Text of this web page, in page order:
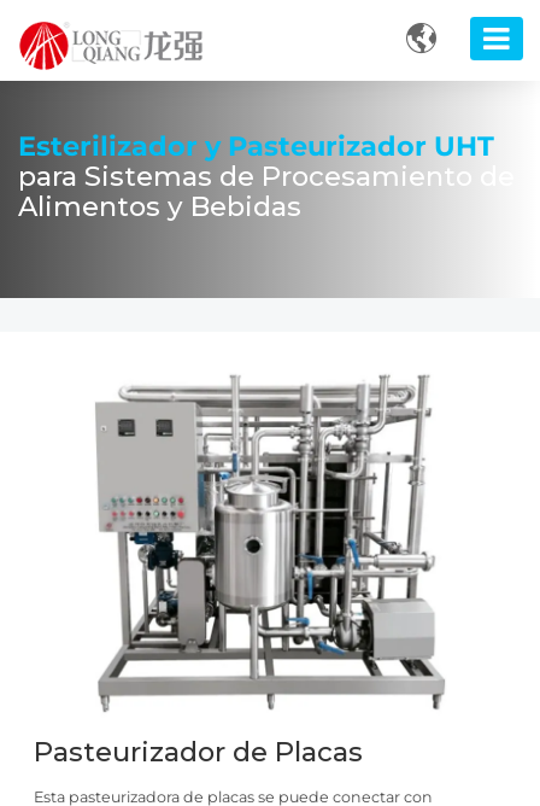

Esterilizador y Pasteurizador UHT
para Sistemas de Procesamiento de
Alimentos y Bebidas
Pasteurizador de Placas
Esta pasteurizadora de placas se puede conectar con